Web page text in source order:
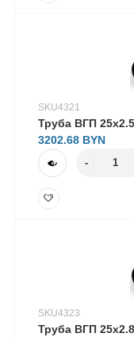
SKU4321
Труба ВГП
3202.68
SKU4323
Труба ВГП